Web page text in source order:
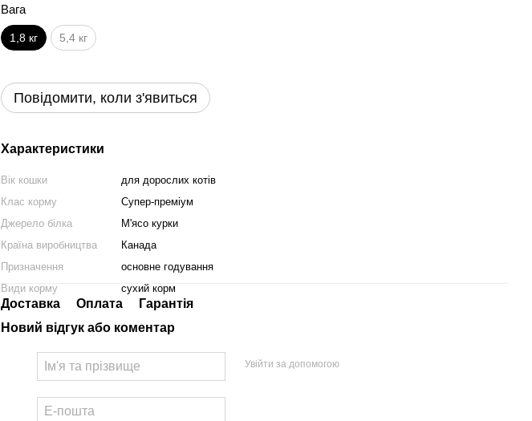
Вага
1,8 кг 5,4 кг
Повідомити, коли з'явиться
Характеристики
Вік кошки
для дорослих котів
Клас корму
Супер-преміум
Джерело білка
М'ясо курки
Країна виробництва
Канада
Призначення
основне годування
Види корму
сухий корм
Доставка Оплата
Гарантія
Новий відгук або коментар
Увійти за допомогою